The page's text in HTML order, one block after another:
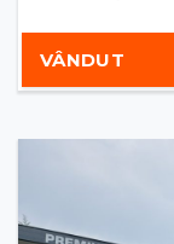
VÂNDUT